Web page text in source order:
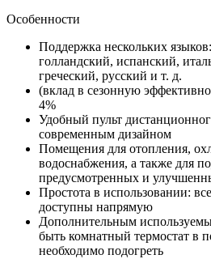
Особенности
Поддержка нескольких
голландский, испанский,
греческий, русский и т. д.
(вклад в сезонную
4%
Удобный пульт
современным дизайном
Помещения для отопления,
водоснабжения, а также для
предусмотренных и
Простота в использовании:
доступны напрямую
Дополнительным
быть комнатный термостат в
необходимо подогреть